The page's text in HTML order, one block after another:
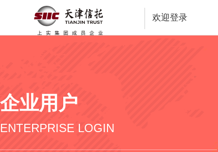
欢迎登录
企业用户
ENTERPRISE LOGIN